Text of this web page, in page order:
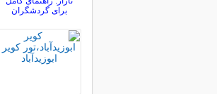
برای گردشگران